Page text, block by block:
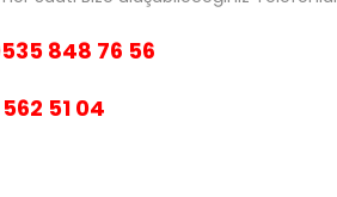
848 76 56
51 04